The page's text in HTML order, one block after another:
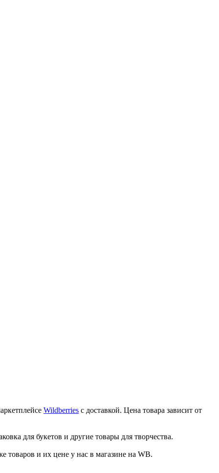
Wildberries с доставкой. Цена товара зависит от
для букетов и другие товары для творчества.
и их цене у нас в магазине на WB.